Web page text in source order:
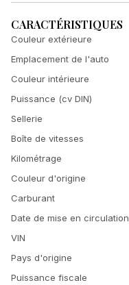
CARACTÉRISTIQUES
Couleur extérieure
Emplacement de l'auto
Couleur intérieure
Puissance (cv DIN)
Sellerie
Boîte de vitesses
Kilométrage
Couleur d'origine
Carburant
Date de mise en circulation
VIN
Pays d'origine
Puissance fiscale